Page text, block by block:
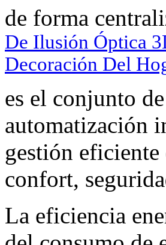
de forma
De Ilusión Óptica
Decoración Del
es el conjunto
automatización
gestión eficiente
confort,
La eficiencia